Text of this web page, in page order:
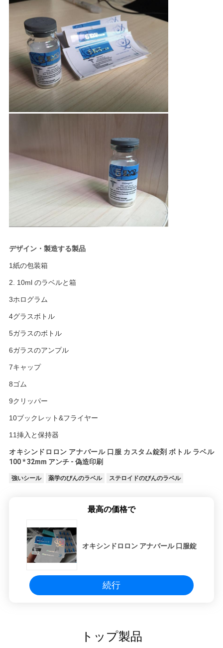
PRIVACY
POLICY
デザイン・製造する製品
1紙の包装箱
2. 10ml のラベルと箱
3ホログラム
4グラスボトル
5ガラスのボトル
6ガラスのアンプル
7キャップ
8ゴム
9クリッパー
10ブックレット&フライヤー
11挿入と保持器
オキシンドロロン アナバール 口服 カスタム錠剤 ボトル ラベル
100 * 32mm アンチ - 偽造印刷
強いシール 薬学のびんのラベル ステロイドのびんのラベル
最高の価格で
オキシンドロロン アナバール 口服錠
続行
トップ製品